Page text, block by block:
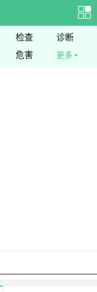
检查
诊断
危害 更多